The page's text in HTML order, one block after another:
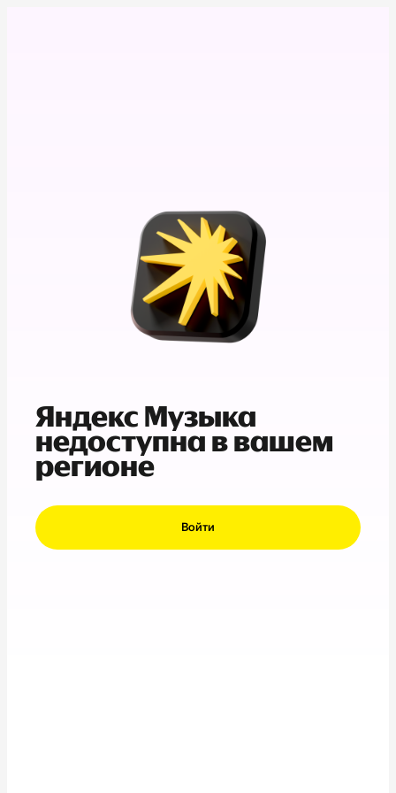
Яндекс Музыка
недоступна в вашем
регионе
Войти